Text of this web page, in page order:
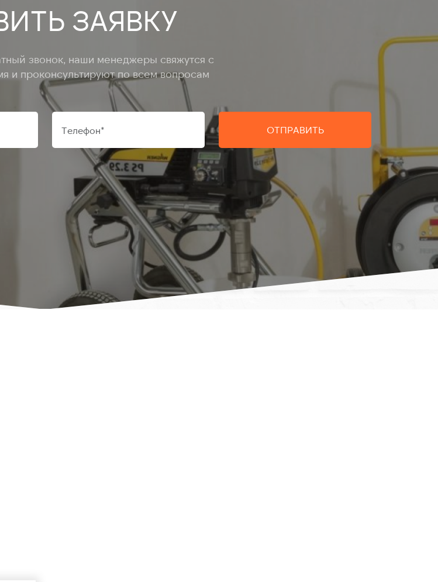
ЗАЯВКУ
звонок, наши менеджеры свяжутся с
и проконсультируют по всем вопросам
ОТПРАВИТЬ